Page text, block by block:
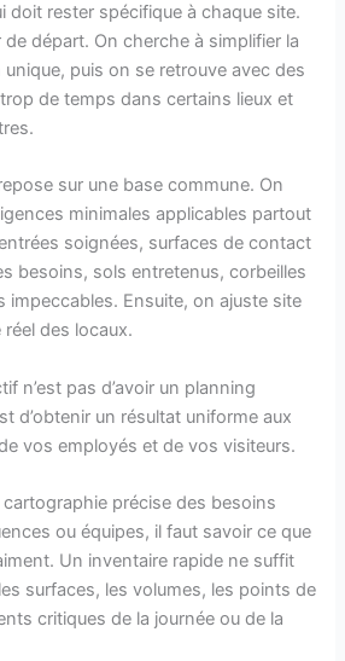
doit rester spécifique à chaque site.
de départ. On cherche à simplifier la
puis on se retrouve avec des
de temps dans certains lieux et
sur une base commune. On
minimales applicables partout
soignées, surfaces de contact
besoins, sols entretenus, corbeilles
impeccables. Ensuite, on ajuste site
réel des locaux.
n’est pas d’avoir un planning
d’obtenir un résultat uniforme aux
vos employés et de vos visiteurs.
précise des besoins
ou équipes, il faut savoir ce que
Un inventaire rapide ne suffit
surfaces, les volumes, les points de
critiques de la journée ou de la